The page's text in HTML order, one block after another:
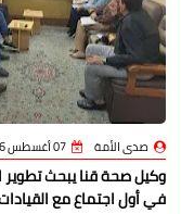
صدى الأمة 07 أغسطس 2026
وكيل صحة قنا يبحث
في أول اجتماع مع